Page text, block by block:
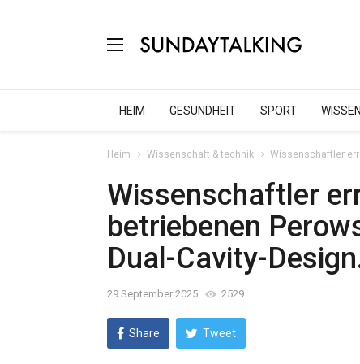
HEIM GESUNDHEIT SPORT
Heim Wissenschaft & technik Wissenschaftler
Wissenschaftler
betriebenen
Dual-Cavity-
29 September 2025 2529
Share Tweet